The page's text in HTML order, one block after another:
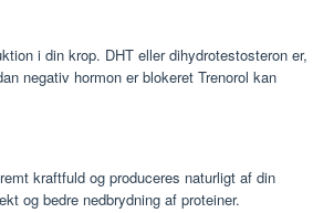
i din krop. DHT eller dihydrotestosteron er,
negativ hormon er blokeret Trenorol kan
kraftfuld og produceres naturligt af din
og bedre nedbrydning af proteiner.